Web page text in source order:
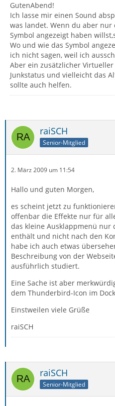
GutenAbend!
Ich lasse mir einen Sound
was landet. Wenn du aber nur
Symbol angezeigt haben
Wo und wie das Symbol
ich nicht sagen, weil ich
Aber ein zusätzlicher
Junkstatus und vielleicht das
sollte auch helfen.
raiSCH
Senior-Mitglied
2. März 2009 um 11:54
Hallo und guten Morgen,
es scheint jetzt zu
offenbar die Effekte nur für
das kleine Ausklappmenü nur
enthält und nicht nach den
habe ich auch etwas
Beschreibung von der
ausführlich studiert.
Eine Sache ist aber
dem Thunderbird-Icon im
Einstweilen viele Grüße
raiSCH
raiSCH
Senior-Mitglied